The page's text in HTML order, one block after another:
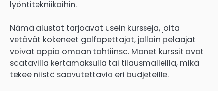
lyöntitekniikoihin.
Nämä alustat tarjoavat usein kursseja, joita
vetävät kokeneet golfopettajat, jolloin pelaajat
voivat oppia omaan tahtiinsa. Monet kurssit ovat
saatavilla kertamaksulla tai tilausmalleilla, mikä
tekee niistä saavutettavia eri budjeteille.